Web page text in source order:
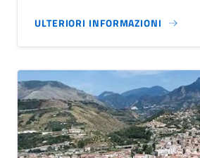
ULTERIORI INFORMAZIONI